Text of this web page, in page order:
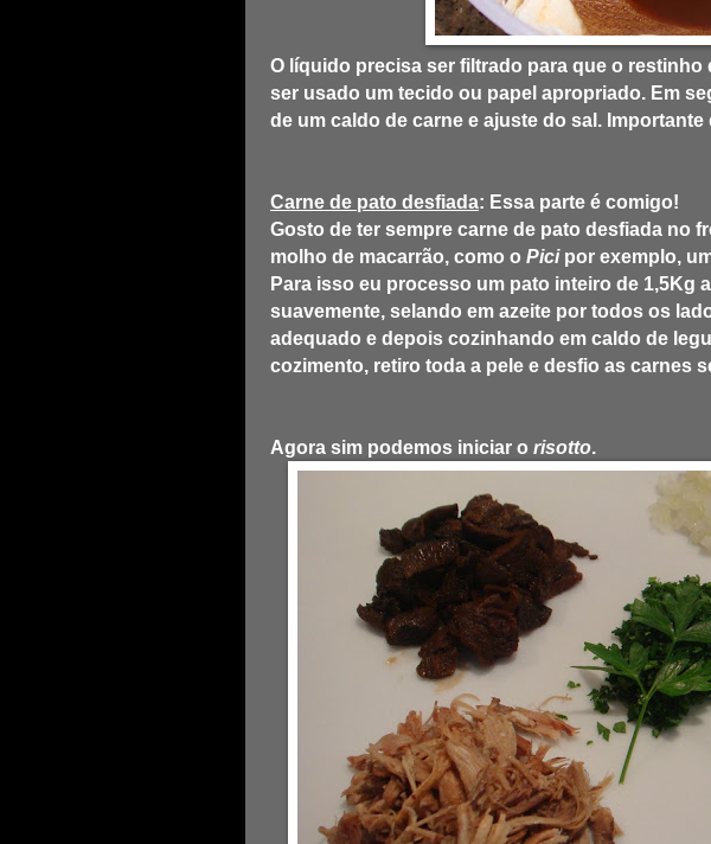
O líquido precisa ser filtrado para que o restinho
ser usado um tecido ou papel apropriado. Em
de um caldo de carne e ajuste do sal. Importante
Carne de pato desfiada: Essa parte é comigo!
Gosto de ter sempre carne de pato desfiada no
molho de macarrão, como o Pici por exemplo,
Para isso eu processo um pato inteiro de 1,5Kg
suavemente, selando em azeite por todos os
adequado e depois cozinhando em caldo de
cozimento, retiro toda a pele e desfio as carnes
Agora sim podemos iniciar o risotto.